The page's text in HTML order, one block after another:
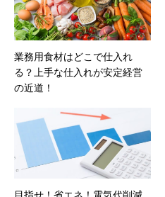
業務用食材はどこで仕入れ
る？上手な仕入れが安定経営
の近道！
目指せ！省エネ！電気代削減